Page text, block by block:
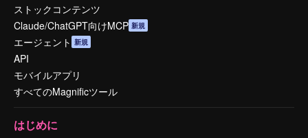
ストックコンテンツ
Claude/ChatGPT向けMCP 新規
エージェント 新規
API
モバイルアプリ
すべてのMagnificツール
はじめに